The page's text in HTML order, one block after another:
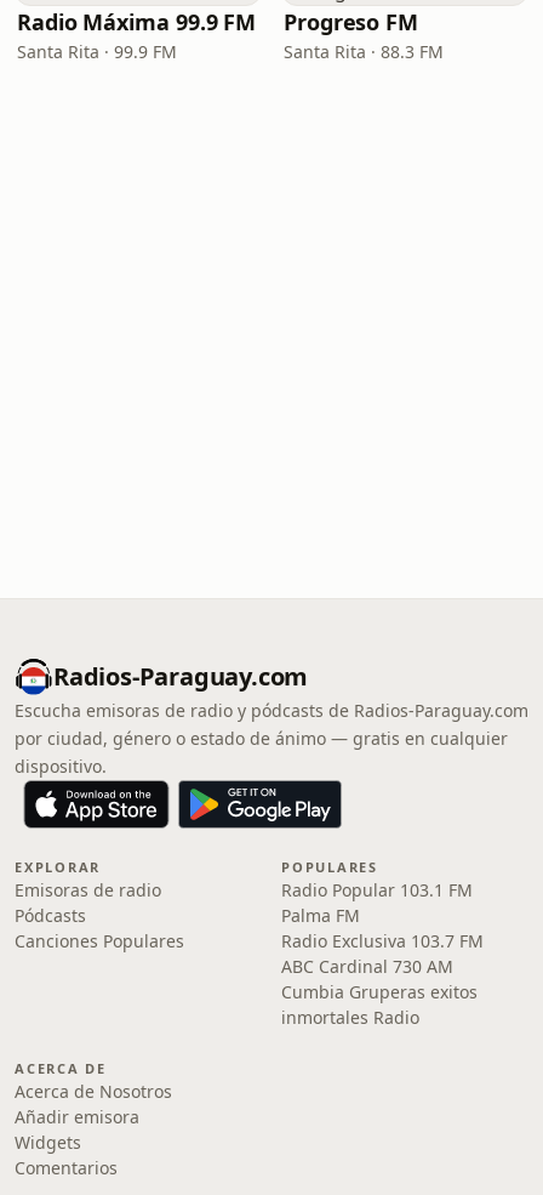
Radio Máxima 99.9 FM
Santa Rita · 99.9 FM
Progreso FM
Santa Rita · 88.3 FM
Radios-Paraguay.com
Escucha emisoras de radio y pódcasts de Radios-Paraguay.com
por ciudad, género o estado de ánimo — gratis en cualquier
dispositivo.
EXPLORAR
Emisoras de radio
Pódcasts
Canciones Populares
POPULARES
Radio Popular 103.1 FM
Palma FM
Radio Exclusiva 103.7 FM
ABC Cardinal 730 AM
Cumbia Gruperas exitos
inmortales Radio
ACERCA DE
Acerca de Nosotros
Añadir emisora
Widgets
Comentarios